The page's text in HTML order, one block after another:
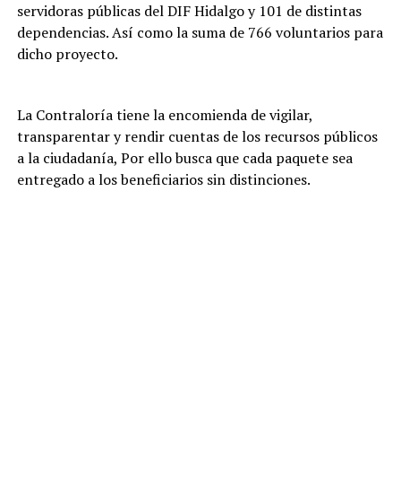
servidoras públicas del DIF Hidalgo y 101 de distintas
dependencias. Así como la suma de 766 voluntarios para
dicho proyecto.
La Contraloría tiene la encomienda de vigilar,
transparentar y rendir cuentas de los recursos públicos
a la ciudadanía, Por ello busca que cada paquete sea
entregado a los beneficiarios sin distinciones.